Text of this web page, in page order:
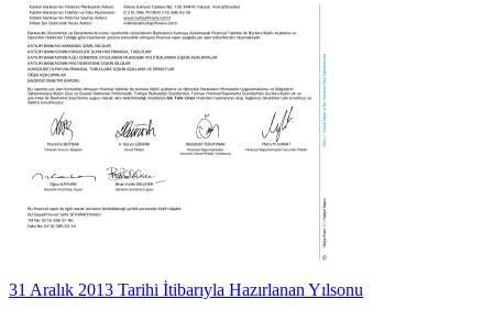
31 Aralık 2013 Tarihi İtibarıyla Hazırlanan Yılsonu